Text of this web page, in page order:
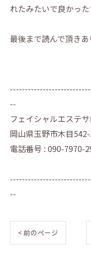
れたみたいで良かった
最後まで読んで頂き
--
フェイシャルエステ
岡山県玉野市木目
電話番号 : 090-7970-
--
< 前のページ